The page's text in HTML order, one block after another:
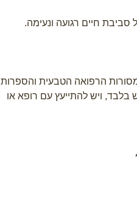
סביבת חיים רגועה ונעימה.
מסורות הרפואה הטבעית והספרות
ויש להתייעץ עם רופא או